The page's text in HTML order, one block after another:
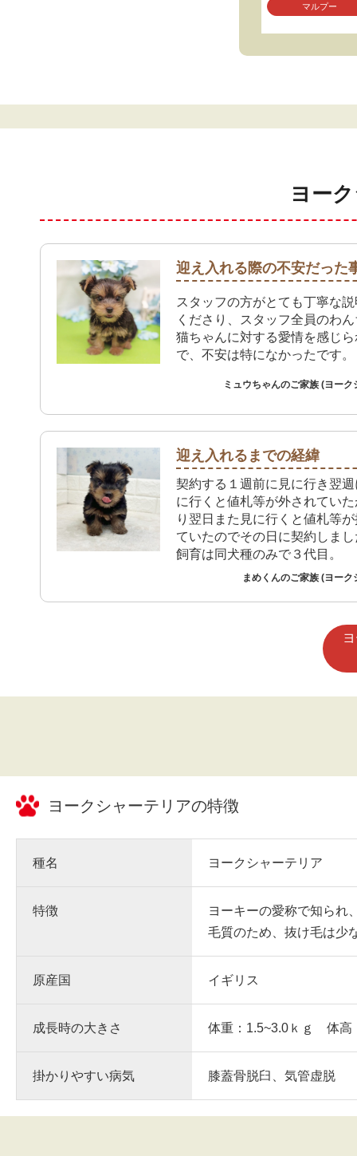
マルプー
ヨー
迎え入れる際の不安だった
スタッフの方がとても丁寧な
くださり、スタッフ全員のわ
猫ちゃんに対する愛情を感じ
で、不安は特になかったです。
ミュウちゃんのご家族 (ヨーク
迎え入れるまでの経緯
契約する１週前に見に行き翌
に行くと値札等が外されてい
り翌日また見に行くと値札等
ていたのでその日に契約しま
飼育は同犬種のみで３代目。
まめくんのご家族 (ヨーク
ヨークシャーテリアの特徴
種名 ヨークシャーテリア
特徴
ヨーキーの愛称で知られ
毛質のため、抜け毛は少
原産国 イギリス
成長時の大きさ 体重：1.5~3.0ｋｇ 体高
掛かりやすい病気 膝蓋骨脱臼、気管虚脱